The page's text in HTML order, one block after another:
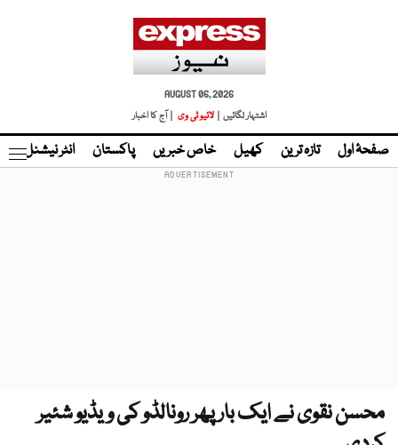
AUGUST 06, 2026
اشتہار لگائیں |
لائیو ٹی وی | آج کا اخبار
صفحۂ اول تازہ ترین کھیل خاص خبریں پاکستان انٹر نیشنل
محسن نقوی نے ایک بار پھر رونالڈو کی ویڈیو شئیر